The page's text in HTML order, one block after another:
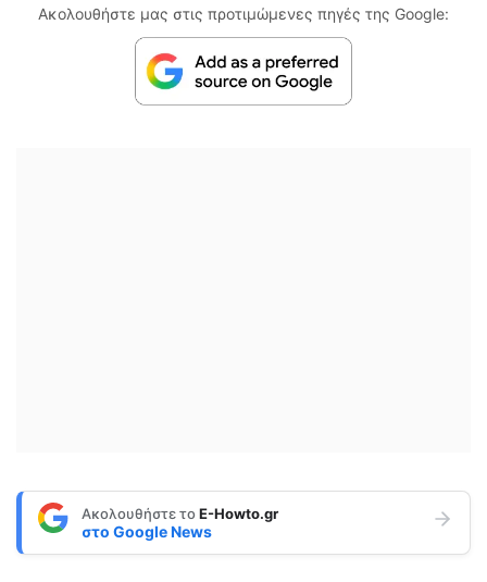
Ακολουθήστε μας στις προτιμώμενες πηγές της Google:
Ακολουθήστε τοE-Howto.gr
στο Google News